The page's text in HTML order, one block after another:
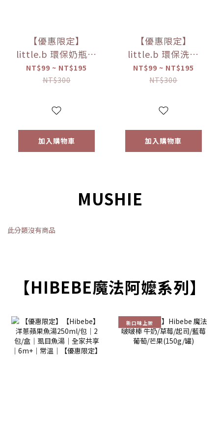
【優惠限定】
little.b 環保奶瓶清
潔液-無香低敏
（50ml/100ml）
NT$99 ~ NT$195
NT$300
加入購物車
【優惠限定】
little.b 環保洗碗
精-蘆薈馬鞭草
（50ml/100ml）
NT$99 ~ NT$195
NT$300
加入購物車
MUSHIE
此分類沒有商品
【HIBEBE魔法阿嬤系列】
新口味上架